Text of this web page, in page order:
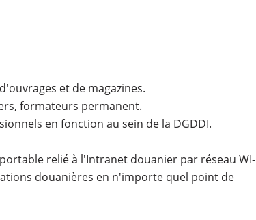
et de magazines.
formateurs permanent.
en fonction au sein de la DGDDI.
relié à l'Intranet douanier par réseau WI-
douanières en n'importe quel point de